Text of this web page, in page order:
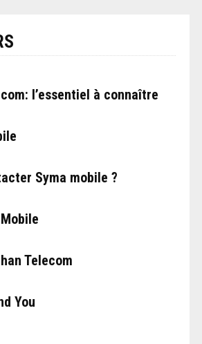
l’essentiel à connaître
Syma mobile ?
Telecom
You